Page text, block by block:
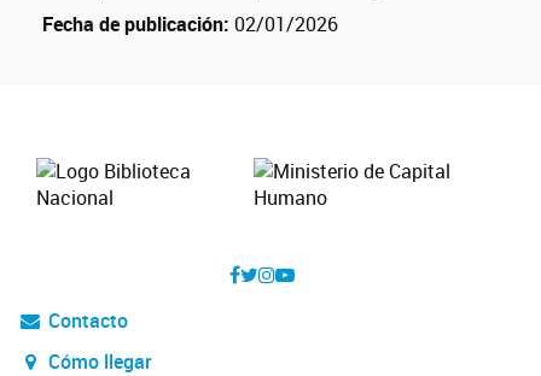
Fecha de publicación: 02/01/2026
Contacto
Cómo llegar